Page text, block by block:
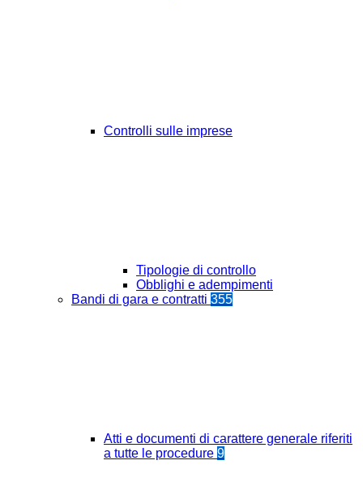
Controlli sulle imprese
Tipologie di controllo
Obblighi e adempimenti
Bandi di gara e contratti 355
Atti e documenti di carattere generale riferiti
a tutte le procedure 9